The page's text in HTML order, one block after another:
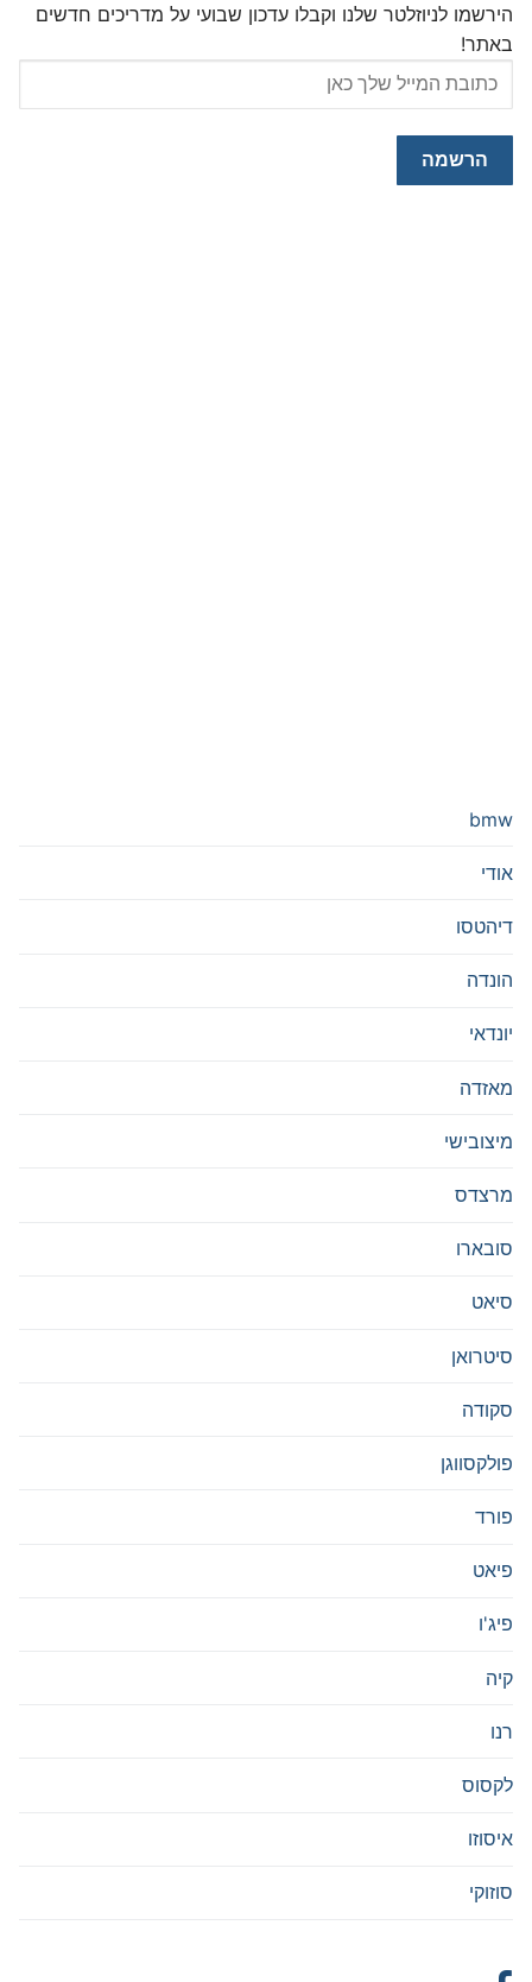
הירשמו לניוזלטר שלנו וקבלו עדכון שבועי על מדריכים חדשים
באתר!
bmw
אודי
דיהטסו
הונדה
יונדאי
מאזדה
מיצובישי
מרצדס
סובארו
סיאט
סיטרואן
סקודה
פולקסווגן
פורד
פיאט
פיג'ו
קיה
רנו
לקסוס
איסוזו
סוזוקי